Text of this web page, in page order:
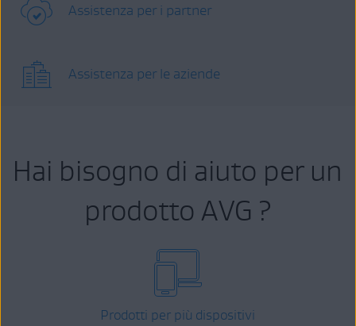
Assistenza per i partner
Assistenza per le aziende
Hai bisogno di aiuto per un
prodotto AVG ?
Prodotti per più dispositivi